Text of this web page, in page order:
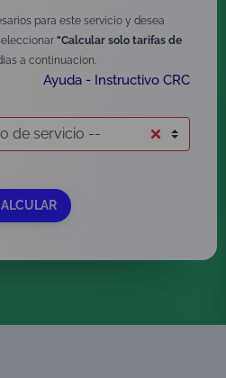
para este servicio y desea
"Calcular solo tarifas de
a continuacion.
Ayuda - Instructivo CRC